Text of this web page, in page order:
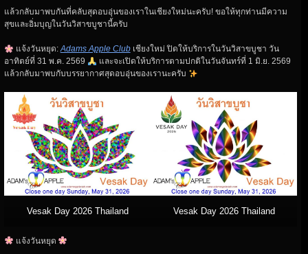
แล้วกลับมาพบกันที่คลับสุดอบอุ่นของเราในเชียงใหม่นะครับ! ขอให้ทุกท่านมีความ
สุขและอิ่มบุญในวันวิสาขบูชานี้ครับ
แจ้งวันหยุด:Adams Apple Clubเชียงใหม่ ปิดให้บริการในวันวิสาขบูชา วัน
อาทิตย์ที่ 31 พ.ค. 2569
และจะเปิดให้บริการตามปกติในวันจันทร์ที่ 1 มิ.ย. 2569
แล้วกลับมาพบกับบรรยากาศสุดอบอุ่นของเรานะครับ
Vesak Day 2026 Thailand Vesak Day 2026 Thailand
แจ้งวันหยุด